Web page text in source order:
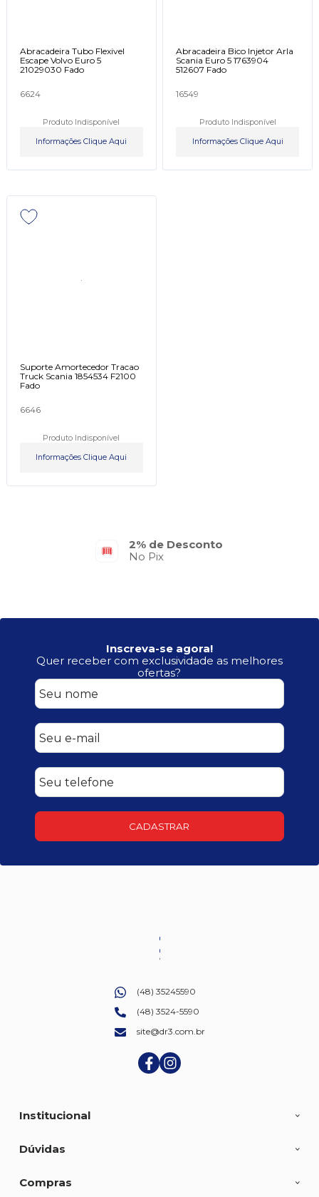
Abracadeira Tubo Flexivel
Escape Volvo Euro 5
21029030 Fado
6624
Produto Indisponível
Informações Clique Aqui
Abracadeira Bico Injetor Arla
Scania Euro 5 1763904
512607 Fado
16549
Produto Indisponível
Informações Clique Aqui
Suporte Amortecedor Tracao
Truck Scania 1854534 F2100
Fado
6646
Produto Indisponível
Informações Clique Aqui
2% de Desconto
No Pix
Inscreva-se agora!
Quer receber com exclusividade as melhores
ofertas?
CADASTRAR
(48) 35245590
(48) 3524-5590
site@dr3.com.br
Institucional
Dúvidas
Compras